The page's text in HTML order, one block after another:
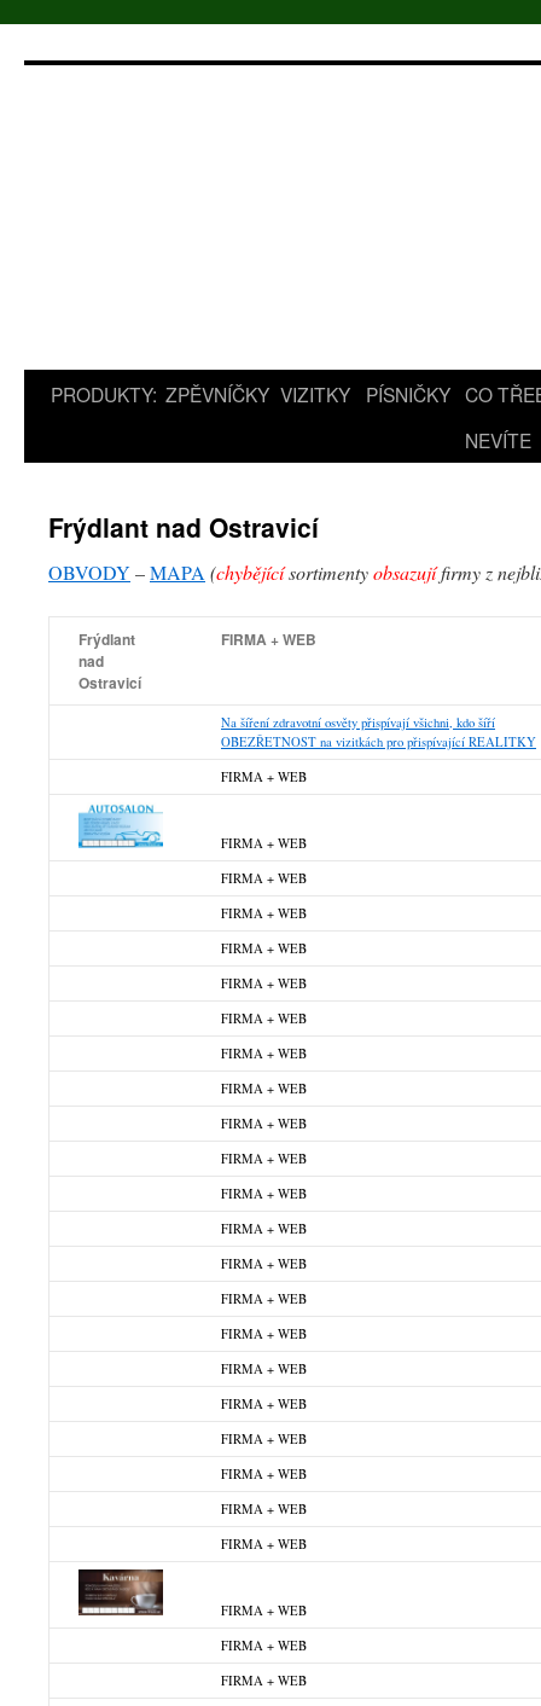
PRODUKTY: ZPĚVNÍČKY VIZITKY PÍSNIČKY CO
NEVÍTE
Frýdlant nad Ostravicí
OBVODY –MAPA (chybějícísortimentyobsazujífirmy z
Frýdlant
nad
Ostravicí
FIRMA + WEB
Na šíření zdravotní osvěty přispívají všichni, kdo šíří
OBEZŘETNOST na vizitkách pro přispívající REALITKY
FIRMA + WEB
FIRMA + WEB
FIRMA + WEB
FIRMA + WEB
FIRMA + WEB
FIRMA + WEB
FIRMA + WEB
FIRMA + WEB
FIRMA + WEB
FIRMA + WEB
FIRMA + WEB
FIRMA + WEB
FIRMA + WEB
FIRMA + WEB
FIRMA + WEB
FIRMA + WEB
FIRMA + WEB
FIRMA + WEB
FIRMA + WEB
FIRMA + WEB
FIRMA + WEB
FIRMA + WEB
FIRMA + WEB
FIRMA + WEB
FIRMA + WEB